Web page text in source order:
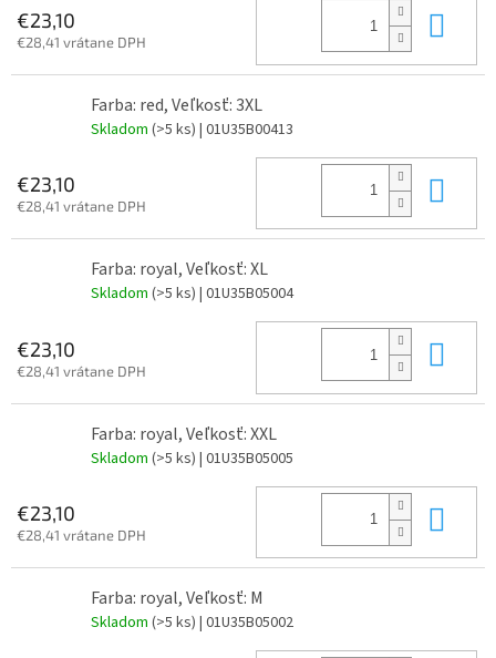
€23,10
€28,41 vrátane DPH
Farba: red, Veľkosť: 3XL
Skladom (>5 ks) | 01U35B00413
€23,10
€28,41 vrátane DPH
Farba: royal, Veľkosť: XL
Skladom (>5 ks) | 01U35B05004
€23,10
€28,41 vrátane DPH
Farba: royal, Veľkosť: XXL
Skladom (>5 ks) | 01U35B05005
€23,10
€28,41 vrátane DPH
Farba: royal, Veľkosť: M
Skladom (>5 ks) | 01U35B05002